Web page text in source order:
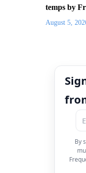
temps by
August 5,
By